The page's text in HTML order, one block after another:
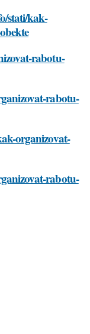
stati/kak-
rabotu-
rabotu-
organizovat-
rabotu-